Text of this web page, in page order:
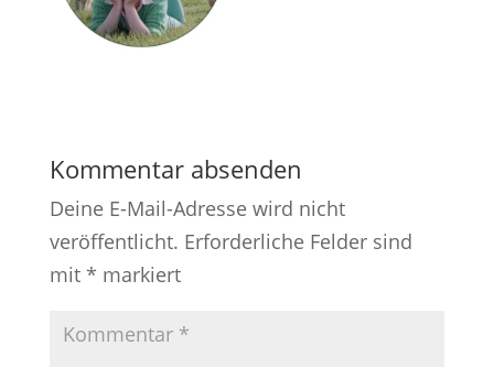
Kommentar absenden
Deine E-Mail-Adresse wird nicht
veröffentlicht. Erforderliche Felder sind
mit * markiert